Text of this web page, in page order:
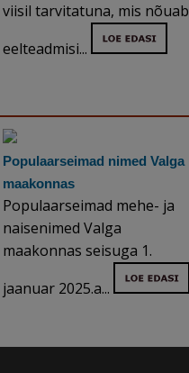
viisil tarvitatuna, mis nõuab
eelteadmisi...
Populaarseimad nimed Valga
maakonnas
Populaarseimad mehe- ja
naisenimed Valga
maakonnas seisuga 1.
jaanuar 2025.a...